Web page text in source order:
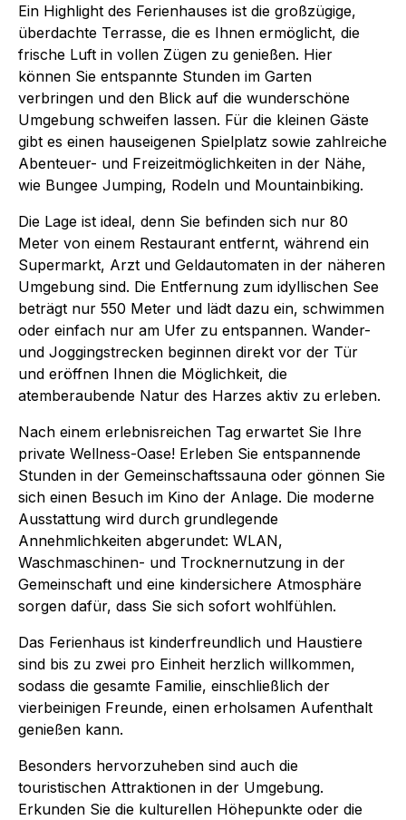
Ein Highlight des Ferienhauses ist die großzügige,
überdachte Terrasse, die es Ihnen ermöglicht, die
frische Luft in vollen Zügen zu genießen. Hier
können Sie entspannte Stunden im Garten
verbringen und den Blick auf die wunderschöne
Umgebung schweifen lassen. Für die kleinen Gäste
gibt es einen hauseigenen Spielplatz sowie zahlreiche
Abenteuer- und Freizeitmöglichkeiten in der Nähe,
wie Bungee Jumping, Rodeln und Mountainbiking.
Die Lage ist ideal, denn Sie befinden sich nur 80
Meter von einem Restaurant entfernt, während ein
Supermarkt, Arzt und Geldautomaten in der näheren
Umgebung sind. Die Entfernung zum idyllischen See
beträgt nur 550 Meter und lädt dazu ein, schwimmen
oder einfach nur am Ufer zu entspannen. Wander-
und Joggingstrecken beginnen direkt vor der Tür
und eröffnen Ihnen die Möglichkeit, die
atemberaubende Natur des Harzes aktiv zu erleben.
Nach einem erlebnisreichen Tag erwartet Sie Ihre
private Wellness-Oase! Erleben Sie entspannende
Stunden in der Gemeinschaftssauna oder gönnen Sie
sich einen Besuch im Kino der Anlage. Die moderne
Ausstattung wird durch grundlegende
Annehmlichkeiten abgerundet: WLAN,
Waschmaschinen- und Trocknernutzung in der
Gemeinschaft und eine kindersichere Atmosphäre
sorgen dafür, dass Sie sich sofort wohlfühlen.
Das Ferienhaus ist kinderfreundlich und Haustiere
sind bis zu zwei pro Einheit herzlich willkommen,
sodass die gesamte Familie, einschließlich der
vierbeinigen Freunde, einen erholsamen Aufenthalt
genießen kann.
Besonders hervorzuheben sind auch die
touristischen Attraktionen in der Umgebung.
Erkunden Sie die kulturellen Höhepunkte oder die